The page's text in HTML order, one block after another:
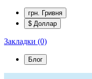
грн. Гривня
$ Доллар
Закладки (0)
Блог